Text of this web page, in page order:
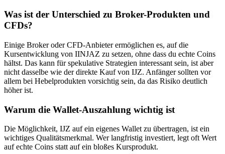
Was ist der Unterschied zu Broker-Produkten und
CFDs?
Einige Broker oder CFD-Anbieter ermöglichen es, auf die
Kursentwicklung von IINJAZ zu setzen, ohne dass du echte Coins
hältst. Das kann für spekulative Strategien interessant sein, ist aber
nicht dasselbe wie der direkte Kauf von IJZ. Anfänger sollten vor
allem bei Hebelprodukten vorsichtig sein, da das Risiko deutlich
höher ist.
Warum die Wallet-Auszahlung wichtig ist
Die Möglichkeit, IJZ auf ein eigenes Wallet zu übertragen, ist ein
wichtiges Qualitätsmerkmal. Wer langfristig investiert, legt oft Wert
auf echte Coins statt auf ein bloßes Kursprodukt.